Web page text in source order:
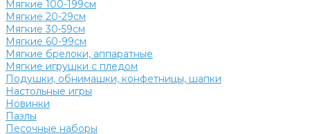
Мягкие 100-199см
Мягкие 20-29см
Мягкие 30-59см
Мягкие 60-99см
Мягкие брелоки, аппаратные
Мягкие игрушки с пледом
Подушки, обнимашки, конфетницы, шапки
Настольные игры
Новинки
Пазлы
Песочные наборы